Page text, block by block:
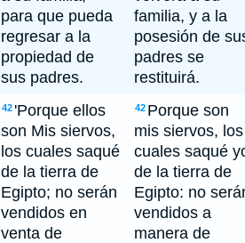
para que pueda
regresar a la
propiedad de
sus padres.
familia, y a la
posesión de
padres se
restituirá.
42 'Porque ellos
son Mis siervos,
los cuales saqué
de la tierra de
Egipto; no serán
vendidos en
venta de
42 Porque son
mis siervos, los
cuales saqué
de la tierra de
Egipto: no
vendidos a
manera de